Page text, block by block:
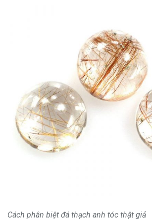
Cách phân biệt đá thạch anh tóc thật giả